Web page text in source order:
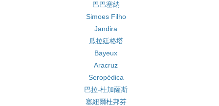
巴巴塞納
Simoes Filho
Jandira
瓜拉廷格塔
Bayeux
Aracruz
Seropédica
巴拉-杜加薩斯
塞紐爾杜邦芬